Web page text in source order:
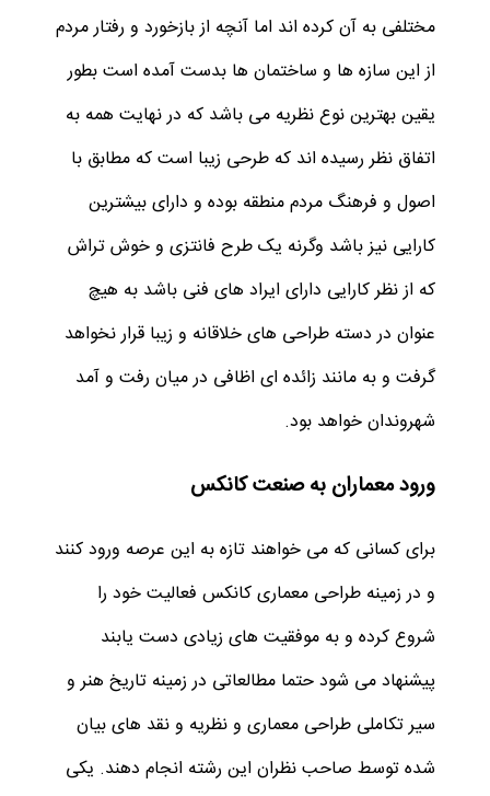
مختلفی به آن کرده اند اما آنچه از بازخورد و رفتار مردم
از این سازه ها و ساختمان ها بدست آمده است بطور
یقین بهترین نوع نظریه می باشد که در نهایت همه به
اتفاق نظر رسیده اند که طرحی زیبا است که مطابق با
اصول و فرهنگ مردم منطقه بوده و دارای بیشترین
کارایی نیز باشد وگرنه یک طرح فانتزی و خوش تراش
که از نظر کارایی دارای ایراد های فنی باشد به هیچ
عنوان در دسته طراحی های خلاقانه و زیبا قرار نخواهد
گرفت و به مانند زائده ای اظافی در میان رفت و آمد
شهروندان خواهد بود.
ورود معماران به صنعت کانکس
برای کسانی که می خواهند تازه به این عرصه ورود کنند
و در زمینه طراحی معماری کانکس فعالیت خود را
شروع کرده و به موفقیت های زیادی دست یابند
پیشنهاد می شود حتما مطالعاتی در زمینه تاریخ هنر و
سیر تکاملی طراحی معماری و نظریه و نقد های بیان
شده توسط صاحب نظران این رشته انجام دهند. یکی